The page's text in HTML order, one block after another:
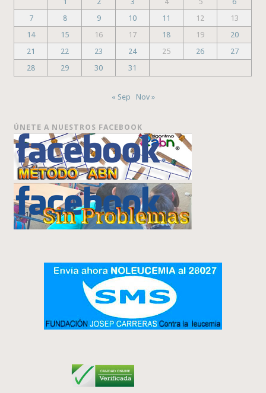
7
8 9 10 11 12
13
14
15 16 17 18 19
20
21
22 23 24 25 26
27
28
29 30 31
« Sep Nov »
ÚNETE A NUESTROS FACEBOOK